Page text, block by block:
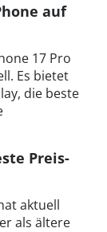
auf
17 Pro
Es bietet
die beste
Preis-
aktuell
als ältere